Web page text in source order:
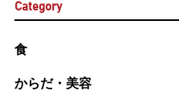
Category
食
からだ・美容